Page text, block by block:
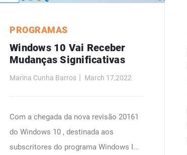
PROGRAMAS
Windows 10 Vai Receber
Mudanças Significativas
Marina Cunha Barros March 17,2022
Com a chegada da nova revisão 20161
do Windows 10 , destinada aos
subscritores do programa Windows I...